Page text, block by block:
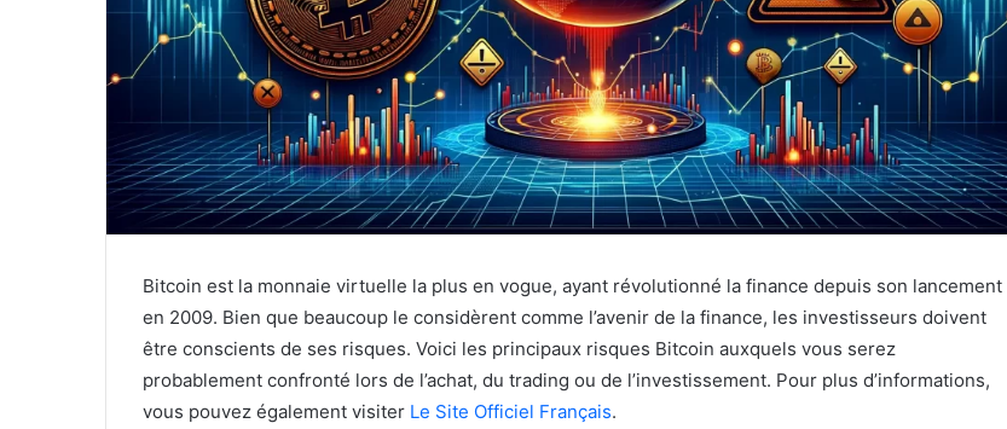
Bitcoin est la monnaie virtuelle la plus en vogue, ayant révolutionné la finance depuis son lancement
en 2009. Bien que beaucoup le considèrent comme l’avenir de la finance, les investisseurs doivent
être conscients de ses risques. Voici les principaux risques Bitcoin auxquels vous serez
probablement confronté lors de l’achat, du trading ou de l’investissement. Pour plus d’informations,
vous pouvez également visiter Le Site Officiel Français.